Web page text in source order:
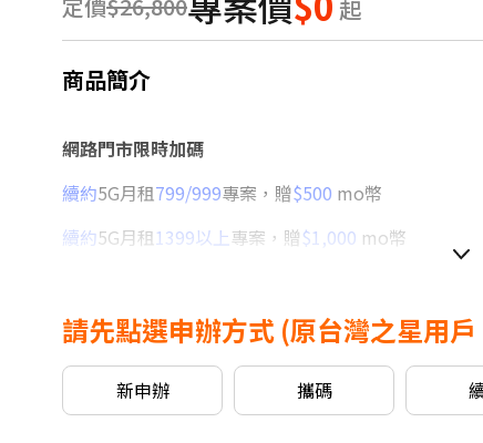
起
商品簡介
網路門市限時加碼
續約5G月租799/999專案，贈$500 mo幣
續約5G月租1399以上專案，贈$1,000 mo幣
新申請/攜碼5G月租999以上 專案，贈$1,000mo幣
※可享有之加碼內容依本商品可申辦之專案為主。
信用卡優惠
請先點選申辦方式 (原台灣之星用
新申辦 攜碼